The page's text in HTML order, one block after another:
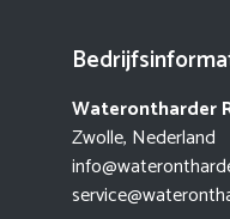
Waterontharder
Zwolle, Nederland